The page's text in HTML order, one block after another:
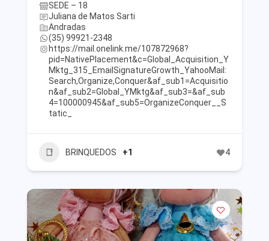
SEDE – 18
Juliana de Matos Sarti
Andradas
(35) 99921-2348
https://mail.onelink.me/107872968?
pid=NativePlacement&c=Global_Acquisition_Y
Mktg_315_EmailSignatureGrowth_YahooMail:
Search,Organize,Conquer&af_sub1=Acquisitio
n&af_sub2=Global_YMktg&af_sub3=&af_sub
4=100000945&af_sub5=OrganizeConquer__S
tatic_
BRINQUEDOS +1 4